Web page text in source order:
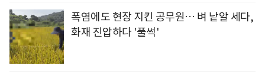
폭염에도 현장 지킨 공무원… 벼 낱알 세다,
화재 진압하다 '풀썩'